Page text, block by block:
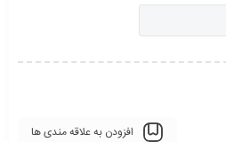
افزودن به علاقه مندی ها